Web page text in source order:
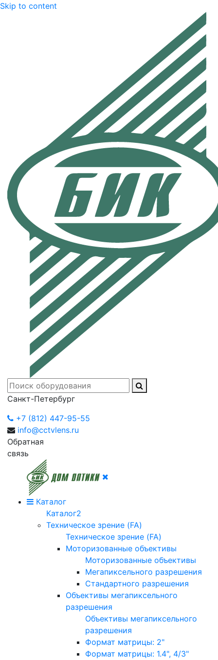
Skip to content
Санкт-Петербург
+7 (812) 447-95-55
info@cctvlens.ru
Обратная
связь
Каталог
Каталог2
Техническое зрение (FA)
Техническое зрение (FA)
Моторизованные объективы
Моторизованные объективы
Мегапиксельного разрешения
Стандартного разрешения
Объективы мегапиксельного
разрешения
Объективы мегапиксельного
разрешения
Формат матрицы: 2"
Формат матрицы: 1.4", 4/3"